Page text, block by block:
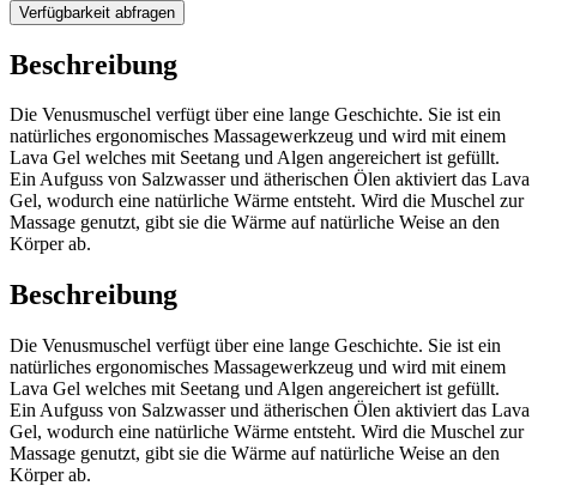
Verfügbarkeit abfragen
Beschreibung
Die Venusmuschel verfügt über eine lange Geschichte. Sie ist ein
natürliches ergonomisches Massagewerkzeug und wird mit einem
Lava Gel welches mit Seetang und Algen angereichert ist gefüllt.
Ein Aufguss von Salzwasser und ätherischen Ölen aktiviert das Lava
Gel, wodurch eine natürliche Wärme entsteht. Wird die Muschel zur
Massage genutzt, gibt sie die Wärme auf natürliche Weise an den
Körper ab.
Beschreibung
Die Venusmuschel verfügt über eine lange Geschichte. Sie ist ein
natürliches ergonomisches Massagewerkzeug und wird mit einem
Lava Gel welches mit Seetang und Algen angereichert ist gefüllt.
Ein Aufguss von Salzwasser und ätherischen Ölen aktiviert das Lava
Gel, wodurch eine natürliche Wärme entsteht. Wird die Muschel zur
Massage genutzt, gibt sie die Wärme auf natürliche Weise an den
Körper ab.